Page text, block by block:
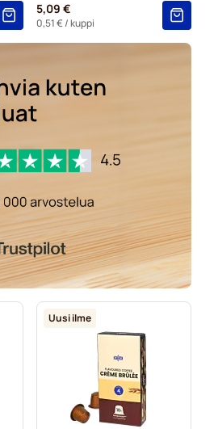
5,09 €
0,51 €/ kuppi
Uusi ilme